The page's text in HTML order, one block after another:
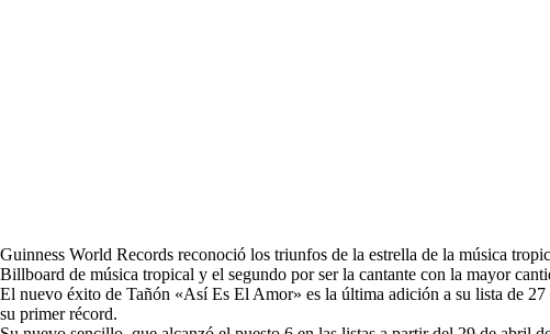
Guinness World Records reconoció los triunfos de la estrella de la música
Billboard de música tropical y el segundo por ser la cantante con la mayor
El nuevo éxito de Tañón «Así Es El Amor» es la última adición a su lista de
su primer récord.